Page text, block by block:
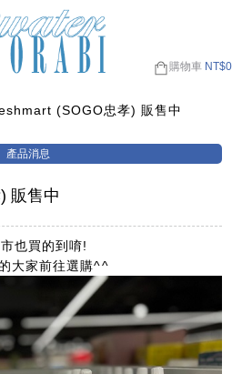
購物車 NT$0
(SOGO忠孝) 販售中
販售中
也買的到唷!
大家前往選購^^